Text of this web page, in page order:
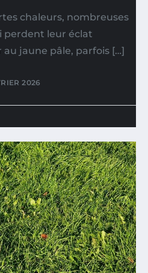
chaleurs, nombreuses
perdent leur éclat
jaune pâle, parfois […]
2026